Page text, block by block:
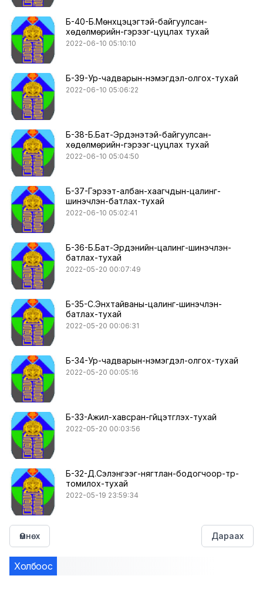
Б-40-Б.Мөнхцэцэгтэй-байгуулсан-
хөдөлмөрийн-гэрээг-цуцлах тухай
2022-06-10 05:10:10
Б-39-Ур-чадварын-нэмэгдэл-олгох-тухай
2022-06-10 05:06:22
Б-38-Б.Бат-Эрдэнэтэй-байгуулсан-
хөдөлмөрийн-гэрээг-цуцлах тухай
2022-06-10 05:04:50
Б-37-Гэрээт-албан-хаагчдын-цалинг-
шинэчлэн-батлах-тухай
2022-06-10 05:02:41
Б-36-Б.Бат-Эрдэнийн-цалинг-шинэчлэн-
батлах-тухай
2022-05-20 00:07:49
Б-35-С.Энхтайваны-цалинг-шинэчлэн-
батлах-тухай
2022-05-20 00:06:31
Б-34-Ур-чадварын-нэмэгдэл-олгох-тухай
2022-05-20 00:05:16
Б-33-Ажил-хавсран-гүйцэтгүүлэх-тухай
2022-05-20 00:03:56
Б-32-Д.Сэлэнгээг-нягтлан-бодогчоор-түр-
томилох-тухай
2022-05-19 23:59:34
Өмнөх Дараах
Холбоос